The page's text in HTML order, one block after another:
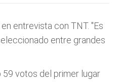
entrevista con TNT. "Es
entre grandes
59 votos del primer lugar